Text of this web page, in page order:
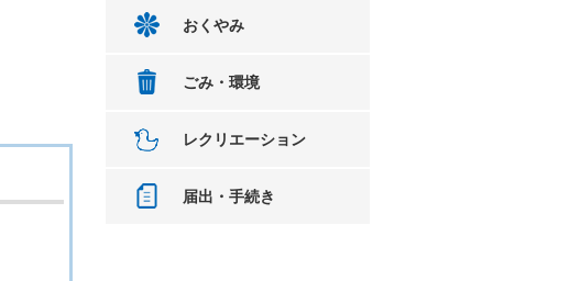
おくやみ
ごみ・環境
レクリエーション
届出・手続き